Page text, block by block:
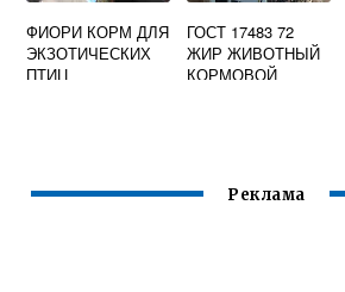
ФИОРИ КОРМ ДЛЯ
ЭКЗОТИЧЕСКИХ
ПТИЦ
ГОСТ 17483 72
ЖИР ЖИВОТНЫЙ
КОРМОВОЙ
Реклама